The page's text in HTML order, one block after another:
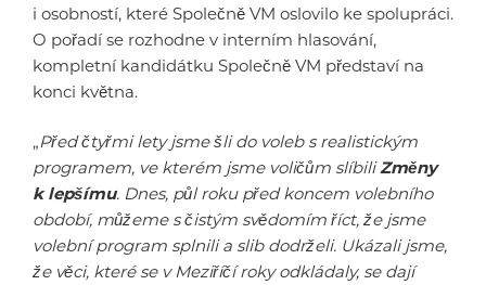
i osobností, které Společně VM oslovilo ke spolupráci.
O pořadí se rozhodne v interním hlasování,
kompletní kandidátku Společně VM představí na
konci května.
„Před čtyřmi lety jsme šli do voleb s realistickým
programem, ve kterém jsme voličům slíbiliZměny
k lepšímu. Dnes, půl roku před koncem volebního
období, můžeme s čistým svědomím říct, že jsme
volební program splnili a slib dodrželi. Ukázali jsme,
že věci, které se v Meziříčí roky odkládaly, se dají